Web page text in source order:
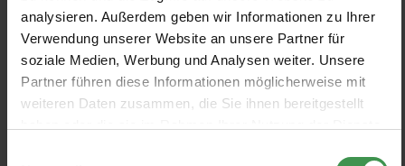
analysieren. Außerdem geben wir Informationen zu Ihrer
Verwendung unserer Website an unsere Partner für
soziale Medien, Werbung und Analysen weiter. Unsere
Partner führen diese Informationen möglicherweise mit
weiteren Daten zusammen, die Sie ihnen bereitgestellt
Rebel Walls
Josephine Munsey